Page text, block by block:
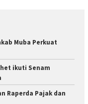
Muba Perkuat
ikuti Senam
Raperda Pajak dan